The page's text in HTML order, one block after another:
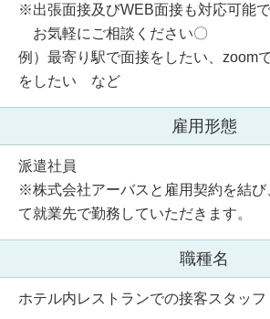
※出張面接及びWEB面接も対応可能で
お気軽にご相談ください〇
例）最寄り駅で面接をしたい、zoom
をしたい など
雇用形態
派遣社員
※株式会社アーバスと雇用契約を結び
て就業先で勤務していただきます。
職種名
ホテル内レストランでの接客スタッフ